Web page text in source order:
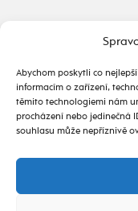
Abychom poskytli co
informacím o zařízení,
těmito technologiemi nám
procházení nebo jedinečná
souhlasu může nepříznivě
design od